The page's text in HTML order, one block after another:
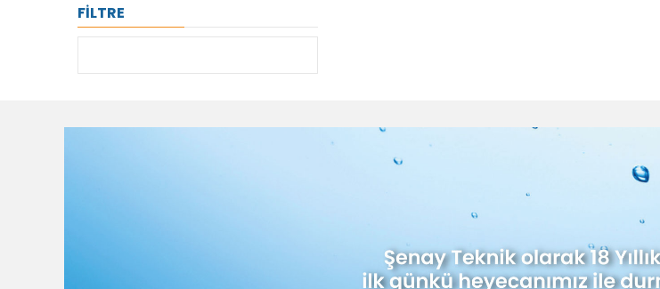
FİLTRE